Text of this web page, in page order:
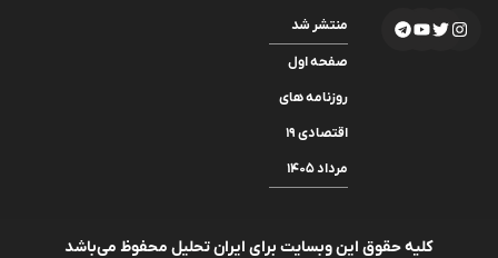
منتشر شد
صفحه اول
روزنامه های
اقتصادی ۱۹
مرداد ۱۴۰۵
کلیه حقوق این وبسایت برای ایران تحلیل محفوظ می‌باشد